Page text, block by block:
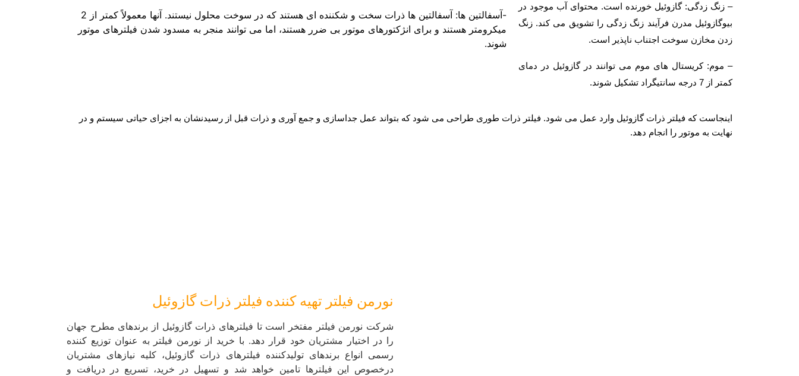
– زنگ زدگی: گازوئیل خورنده است. محتوای آب موجود در
بیوگازوئیل مدرن فرآیند زنگ زدگی را تشویق می کند. زنگ
زدن مخازن سوخت اجتناب ناپذیر است.
– موم: کریستال های موم می توانند در گازوئیل در دمای
کمتر از 7 درجه سانتیگراد تشکیل شوند.
-آسفالتین ها: آسفالتین ها ذرات سخت و شکننده ای هستند که در سوخت محلول نیستند. آنها معمولاً کمتر از 2
میکرومتر هستند و برای انژکتورهای موتور بی ضرر هستند، اما می توانند منجر به مسدود شدن فیلترهای موتور
شوند.
اینجاست که فیلتر ذرات گازوئیل وارد عمل می شود. فیلتر ذرات طوری طراحی می شود که بتواند عمل جداسازی و جمع آوری و ذرات قبل از رسیدنشان به اجزای حیاتی سیستم و در
نهایت به موتور را انجام دهد.
نورمن فیلتر تهیه کننده فیلتر ذرات گازوئیل
شرکت نورمن فیلتر مفتخر است تا فیلترهای ذرات گازوئیل از برندهای مطرح جهان
را در اختیار مشتریان خود قرار دهد. با خرید از نورمن فیلتر به عنوان توزیع کننده
رسمی انواع برندهای تولیدکننده فیلترهای ذرات گازوئیل، کلیه نیازهای مشتریان
درخصوص این فیلترها تامین خواهد شد و تسهیل در خرید، تسریع در دریافت و